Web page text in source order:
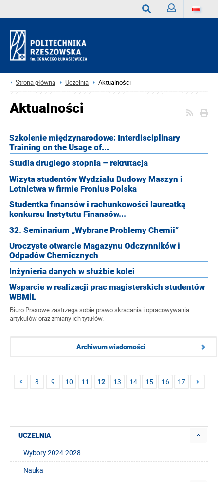
Strona główna Uczelnia Aktualności
Aktualności
Szkolenie międzynarodowe: Interdisciplinary
Training on the Usage of...
Studia drugiego stopnia – rekrutacja
Wizyta studentów Wydziału Budowy Maszyn i
Lotnictwa w firmie Fronius Polska
Studentka finansów i rachunkowości laureatką
konkursu Instytutu Finansów...
32. Seminarium „Wybrane Problemy Chemii”
Uroczyste otwarcie Magazynu Odczynników i
Odpadów Chemicznych
Inżynieria danych w służbie kolei
Wsparcie w realizacji prac magisterskich studentów
WBMiL
Biuro Prasowe zastrzega sobie prawo skracania i opracowywania
artykułów oraz zmiany ich tytułów.
Archiwum wiadomości
8 9 10 11 12 13 14 15 16 17
UCZELNIA
Wybory 2024-2028
Nauka